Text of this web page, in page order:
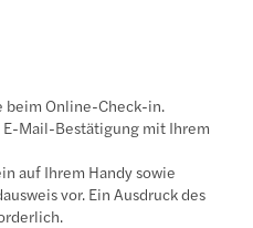
beim Online-Check-in.
Mail-Bestätigung mit Ihrem
auf Ihrem Handy sowie
vor. Ein Ausdruck des